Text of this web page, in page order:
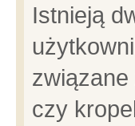
Istnieją
czy